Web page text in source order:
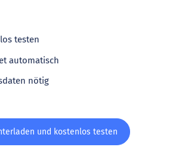
testen
automatisch
nötig
und kostenlos testen